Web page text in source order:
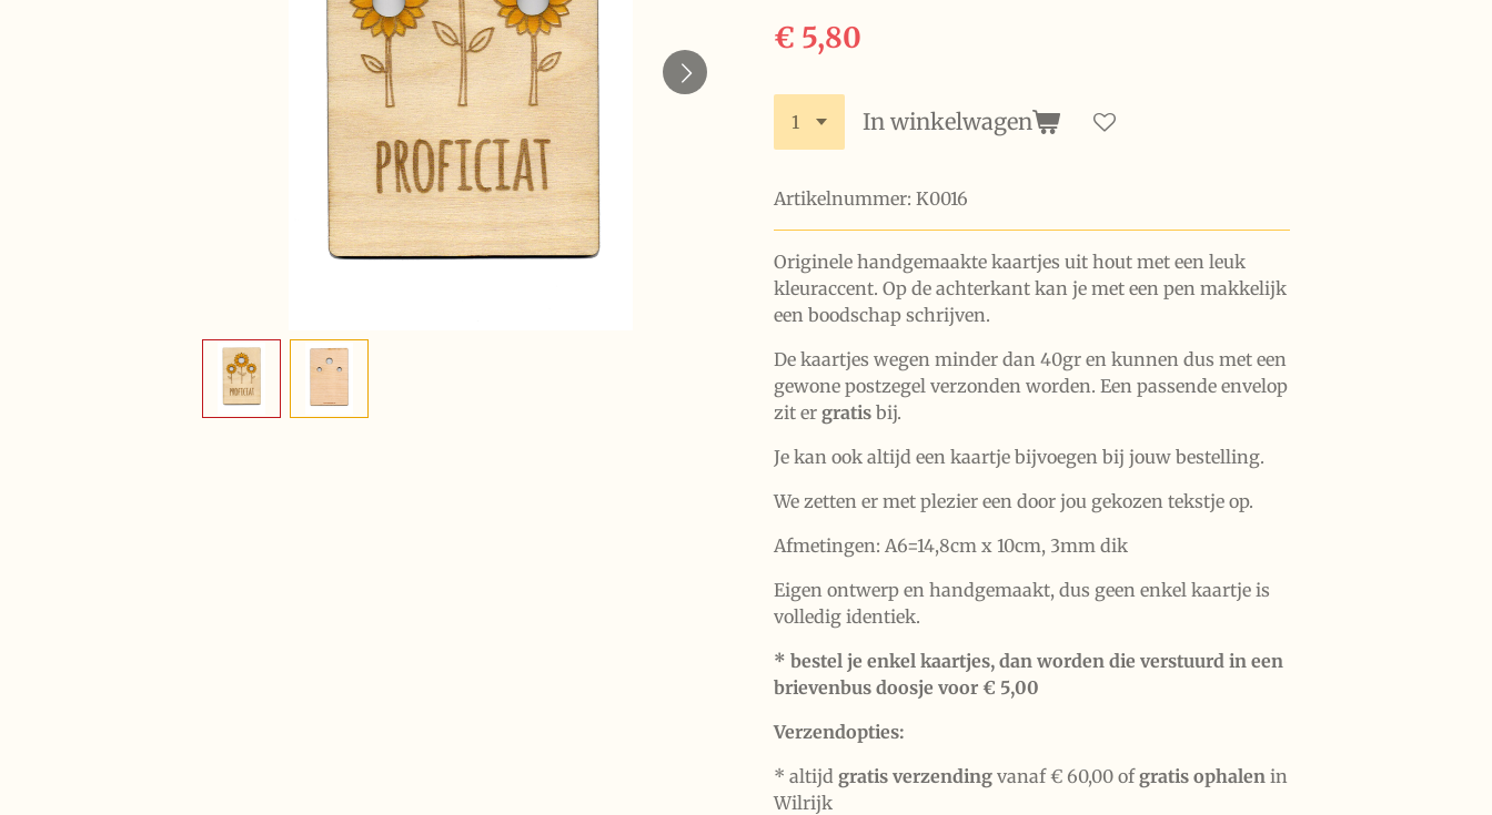
€ 5,80
In winkelwagen
Artikelnummer: K0016
Originele handgemaakte kaartjes uit hout met een leuk
kleuraccent. Op de achterkant kan je met een pen makkelijk
een boodschap schrijven.
De kaartjes wegen minder dan 40gr en kunnen dus met een
gewone postzegel verzonden worden. Een passende envelop
zit er gratis bij.
Je kan ook altijd een kaartje bijvoegen bij jouw bestelling.
We zetten er met plezier een door jou gekozen tekstje op.
Afmetingen: A6=14,8cm x 10cm, 3mm dik
Eigen ontwerp en handgemaakt, dus geen enkel kaartje is
volledig identiek.
* bestel je enkel kaartjes, dan worden die verstuurd in een
brievenbus doosje voor € 5,00
Verzendopties:
* altijd gratis verzending vanaf € 60,00 ofgratis ophalen in
Wilrijk